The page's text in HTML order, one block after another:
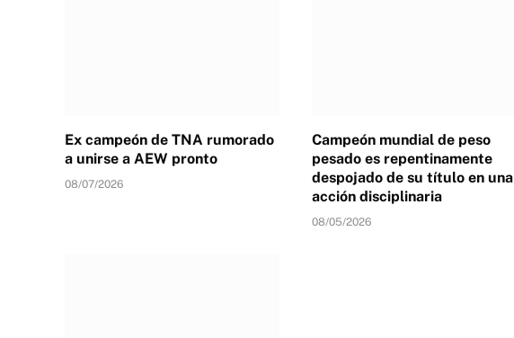
Ex campeón de TNA rumorado
a unirse a AEW pronto
08/07/2026
Campeón mundial de peso
pesado es repentinamente
despojado de su título en una
acción disciplinaria
08/05/2026